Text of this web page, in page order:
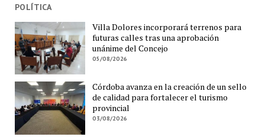
POLÍTICA
Villa Dolores incorporará terrenos para
futuras calles tras una aprobación
unánime del Concejo
05/08/2026
Córdoba avanza en la creación de un sello
de calidad para fortalecer el turismo
provincial
03/08/2026